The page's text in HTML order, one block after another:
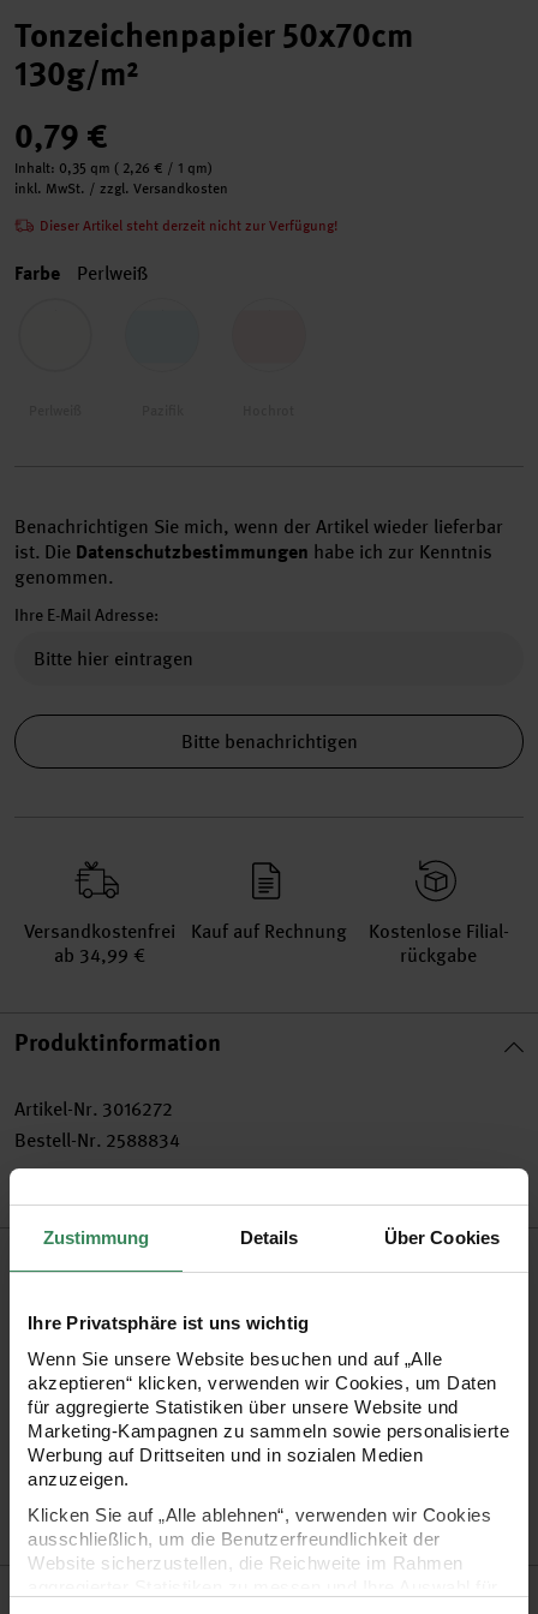
Zustimmung Details Über Cookies
Ihre Privatsphäre ist uns wichtig
Wenn Sie unsere Website besuchen und auf „Alle
akzeptieren“ klicken, verwenden wir Cookies, um Daten
für aggregierte Statistiken über unsere Website und
Marketing-Kampagnen zu sammeln sowie personalisierte
Werbung auf Drittseiten und in sozialen Medien
anzuzeigen.
Klicken Sie auf „Alle ablehnen“, verwenden wir Cookies
ausschließlich, um die Benutzerfreundlichkeit der
Website sicherzustellen, die Reichweite im Rahmen
Tonzeichenpapier 50x70cm
130g/m²
0,79 €
Inhalt: 0,35 qm ( 2,26 € / 1 qm)
inkl. MwSt. / zzgl. Versandkosten
Dieser Artikel steht derzeit nicht zur Verfügung!
Farbe Perlweiß
Benachrichtigen Sie mich, wenn der Artikel wieder lieferbar
ist. Die Datenschutzbestimmungen habe ich zur Kenntnis
genommen.
Ihre E-Mail Adresse:
Bitte benachrichtigen
Versand­kosten­frei
ab 34,99 €
Kauf auf Rechnung
Kosten­lose Filial­
rückgabe
Produktinformation
Artikel-Nr. 3016272
Bestell-Nr. 2588834
Produktbeschreibung
Realisieren Sie Ihre künstlerischen Phantasien mit dem
Tonzeichenpapier, das sich bestens zum Basteln und Malen
eignet.
das Tonzeichenpapier hat eine Grammatur von 130 g/m²
Format 50 x 70 cm
1 Bogen
Hersteller